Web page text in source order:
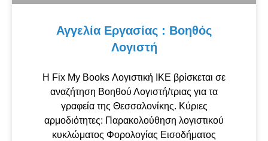
Αγγελία Εργασίας : Βοηθός
Λογιστή
Η Fix My Books Λογιστική ΙΚΕ βρίσκεται σε
αναζήτηση Βοηθού Λογιστή/τριας για τα
γραφεία της Θεσσαλονίκης. Κύριες
αρμοδιότητες: Παρακολούθηση λογιστικού
κυκλώματος Φορολογίας Εισοδήματος